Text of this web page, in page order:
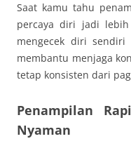
Saat kamu tahu
percaya diri jadi
mengecek diri
membantu menjaga
tetap konsisten dari
Penampilan
Nyaman